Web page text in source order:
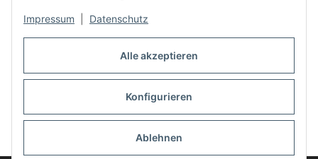
Alle akzeptieren
Konfigurieren
Ablehnen
Impressum Datenschutz
Auspuff Hotline unter:
02303 – 983 77 27
Vertrag widerrufen
* Alle Preise inkl. gesetzlicher USt., zzgl.Versand